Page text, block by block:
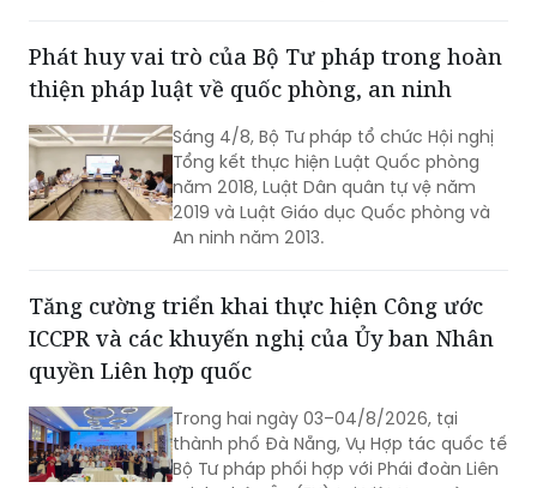
Sáng 4/8, Bộ Tư pháp tổ chức Hội nghị
Tổng kết thực hiện Luật Quốc phòng
năm 2018, Luật Dân quân tự vệ năm
2019 và Luật Giáo dục Quốc phòng và
An ninh năm 2013.
Tăng cường triển khai thực hiện Công ước
quyền Liên hợp quốc
Trong hai ngày 03–04/8/2026, tại
thành phố Đà Nẵng, Vụ Hợp tác quốc tế
Bộ Tư pháp phối hợp với Phái đoàn Liên
minh châu Âu (EU) tại Việt Nam và
Chương trình Phát triển Liên hợp quốc
(UNDP) tại Việt Nam tổ chức Hội thảo